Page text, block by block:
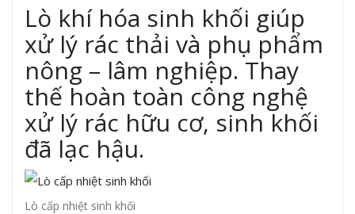
Lò khí hóa sinh khối giúp
xử lý rác thải và phụ phẩm
nông – lâm nghiệp. Thay
thế hoàn toàn công nghệ
xử lý rác hữu cơ, sinh khối
đã lạc hậu.
Lò cấp nhiệt sinh khối